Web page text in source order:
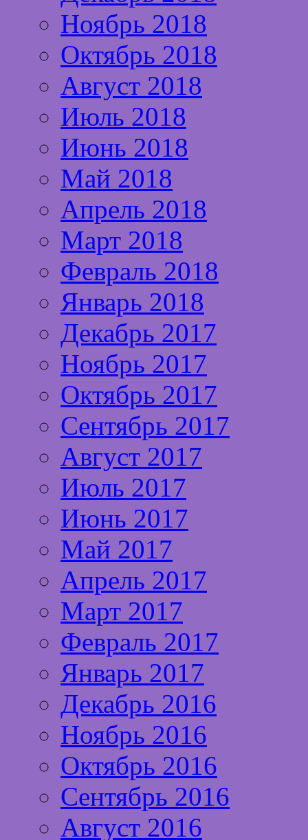
Ноябрь 2018
Октябрь 2018
Август 2018
Июль 2018
Июнь 2018
Май 2018
Апрель 2018
Март 2018
Февраль 2018
Январь 2018
Декабрь 2017
Ноябрь 2017
Октябрь 2017
Сентябрь 2017
Август 2017
Июль 2017
Июнь 2017
Май 2017
Апрель 2017
Март 2017
Февраль 2017
Январь 2017
Декабрь 2016
Ноябрь 2016
Октябрь 2016
Сентябрь 2016
Август 2016